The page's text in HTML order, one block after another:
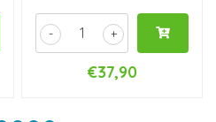
+
-
€37,90